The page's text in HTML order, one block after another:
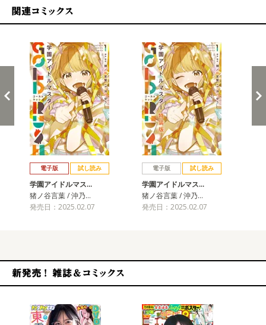
電子版 試し読み
学園アイドルマス…
猪ノ谷言葉 / 沖乃…
発売日：2025.02.07
電子版 試し読み
学園アイドルマス…
猪ノ谷言葉 / 沖乃…
発売日：2025.02.07